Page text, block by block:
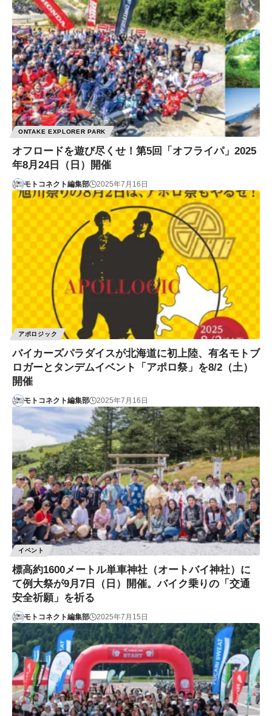
ONTAKE EXPLORER PARK
オフロードを遊び尽くせ！第5回「オフライパ」2025
年8月24日（日）開催
モトコネクト編集部 2025年7月16日
アポロジック
バイカーズパラダイスが北海道に初上陸、有名モトブ
ロガーとタンデムイベント「アポロ祭」を8/2（土）
開催
モトコネクト編集部 2025年7月16日
イベント
標高約1600メートル単車神社（オートバイ神社）に
て例大祭が9月7日（日）開催。バイク乗りの「交通
安全祈願」を祈る
モトコネクト編集部 2025年7月15日